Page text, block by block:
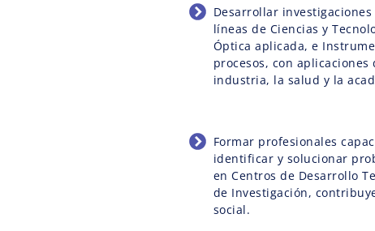
Desarrollar investigaciones
líneas de Ciencias y
Óptica aplicada, e
procesos, con aplicaciones
industria, la salud y la
Formar profesionales
identificar y solucionar
en Centros de Desarrollo
de Investigación,
social.